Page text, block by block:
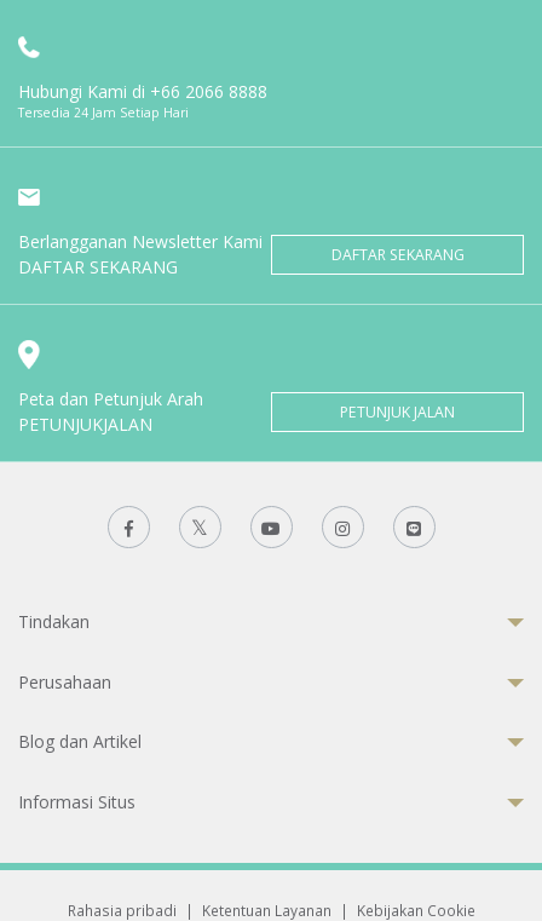
Hubungi Kami di +66 2066 8888
Tersedia 24 Jam Setiap Hari
Berlangganan Newsletter Kami
DAFTAR SEKARANG
DAFTAR SEKARANG
Peta dan Petunjuk Arah
PETUNJUKJALAN
PETUNJUK JALAN
Tindakan
Perusahaan
Blog dan Artikel
Informasi Situs
Rahasia pribadi | Ketentuan Layanan | Kebijakan Cookie